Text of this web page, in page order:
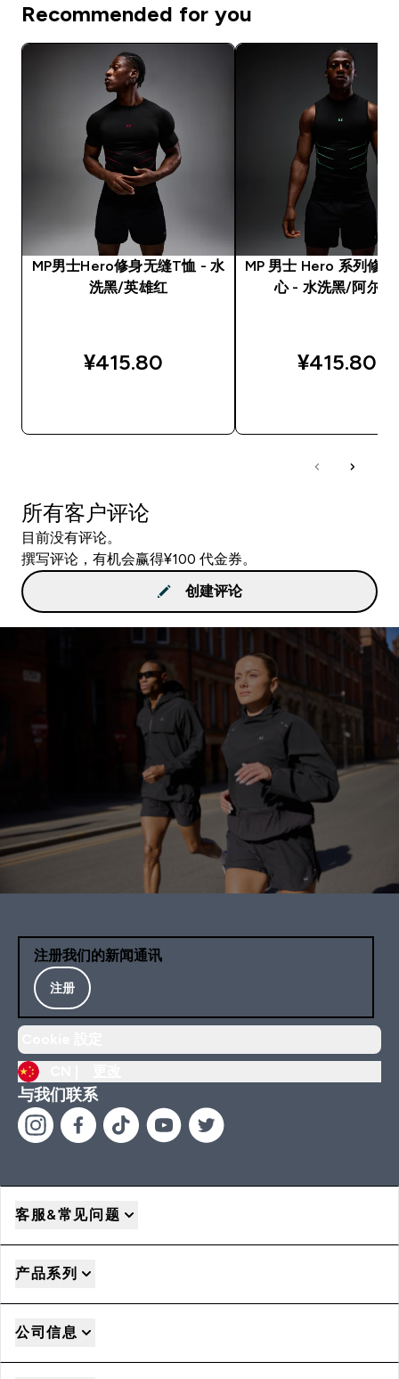
Recommended for you
MP男士Hero修身无缝T恤 - 水
洗黑/英雄红
¥415.80‎
MP 男士 Hero 系列修
心 - 水洗黑/阿尔法
¥415.80‎
所有客户评论
目前没有评论。
撰写评论，有机会赢得¥100 代金券。
创建评论
注册我们的新闻通讯
注册
与我们联系
客服&常见问题
产品系列
公司信息